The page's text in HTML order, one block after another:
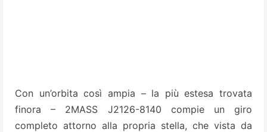
Con un’orbita così ampia – la più estesa trovata
finora – 2MASS J2126-8140 compie un giro
completo attorno alla propria stella, che vista da